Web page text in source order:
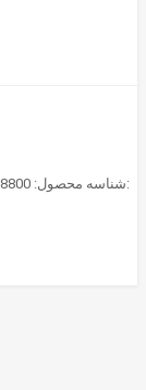
شناسه محصول:برچسب: